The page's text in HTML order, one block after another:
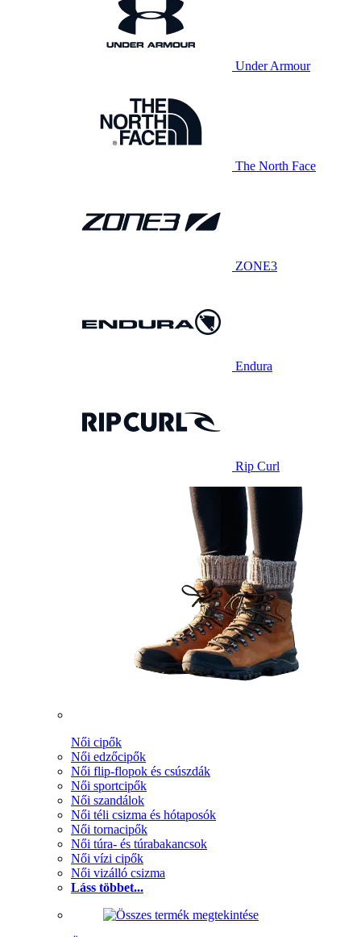
Under Armour
The North Face
ZONE3
Endura
Rip Curl
Női cipők
Női edzőcipők
Női flip-flopok és csúszdák
Női sportcipők
Női szandálok
Női téli csizma és hótaposók
Női tornacipők
Női túra- és túrabakancsok
Női vízi cipők
Női vizálló csizma
Láss többet...